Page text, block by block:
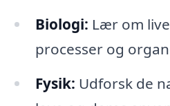
Biologi: Lær om
processer og
Fysik: Udforsk de